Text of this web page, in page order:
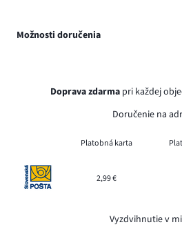
Možnosti doručenia
Doprava zdarma pri každej
Doručenie na
Platobná karta
2,99 €
Vyzdvihnutie v